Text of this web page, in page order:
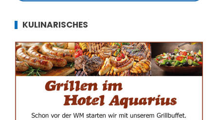
KULINARISCHES